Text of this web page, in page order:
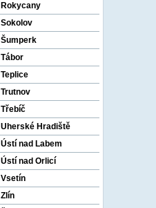
Rokycany
Sokolov
Šumperk
Tábor
Teplice
Trutnov
Třebíč
Uherské Hradiště
Ústí nad Labem
Ústí nad Orlicí
Vsetín
Zlín